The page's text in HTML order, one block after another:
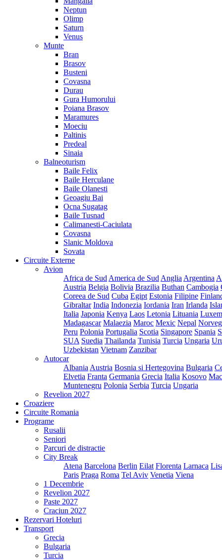
Neptun
Olimp
Saturn
Venus
Munte
Bran
Brasov
Busteni
Covasna
Durau
Gura Humorului
Poiana Brasov
Maramures
Moeciu
Paltinis
Predeal
Sinaia
Balneoturism
Baile Felix
Baile Herculane
Baile Olanesti
Geoagiu Bai
Ocna Sugatag
Baile Tusnad
Calimanesti-Caciulata
Covasna
Slanic Moldova
Sovata
Circuite Externe
Avion
Africa de Sud America de Sud Anglia Argentina
Austria Belgia Bolivia Brazilia Buthan Cambogia
Coreea de Sud Cuba Egipt Estonia Filipine
Gibraltar India Indonezia Iordania Iran Irlanda
Italia Japonia Kenya Laos Letonia Lituania
Madagascar Malaezia Maroc Mexic Nepal
Peru Polonia Portugalia Scotia Singapore Spania
SUA Suedia Thailanda Tunisia Turcia Ungaria
Uzbekistan Vietnam Zanzibar
Autocar
Albania Austria Bosnia si Hertegovina Bulgaria
Elvetia Franta Germania Grecia Italia Kosovo
Muntenegru Polonia Serbia Turcia Ungaria
Revelion 2027
Croaziere
Circuite Romania
Programe
Rusalii
Seniori
Parcuri de distractie
City Break
Atena Barcelona Berlin Eilat Florenta Larnaca
Paris Praga Roma Tel Aviv Venetia Viena
1 Decembrie
Revelion 2027
Paste 2027
Craciun 2027
Rezervari Hoteluri
Transport
Grecia
Bulgaria
Turcia